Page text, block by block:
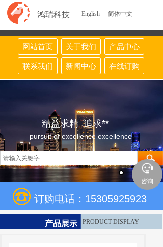
鸿瑞科技 English 简体中文
网站首页 关于我们 产品中心
联系我们 新闻中心 在线订购
精益求精 追求**
pursuit of excellence excellence
订购电话：15305925923
PRODUCT DISPLAY
产品展示
咨询